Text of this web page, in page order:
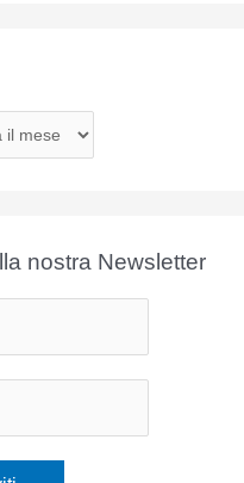
nostra Newsletter